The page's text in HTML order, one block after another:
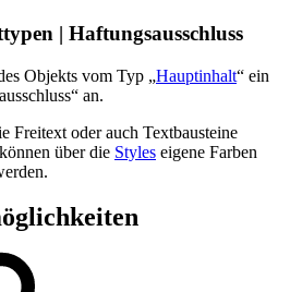
| Haftungsausschluss
Objekts vom Typ „Hauptinhalt“ ein
an.
Freitext oder auch Textbausteine
über die Styles eigene Farben